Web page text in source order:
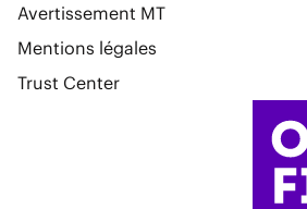
Avertissement MT
Mentions légales
Trust Center